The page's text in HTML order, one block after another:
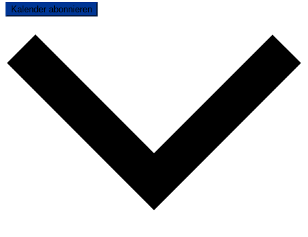
Kalender abonnieren